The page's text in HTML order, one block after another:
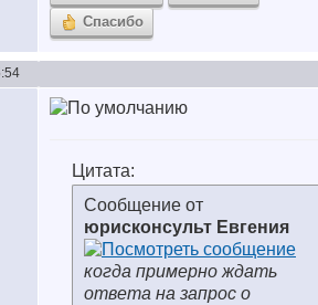
Спасибо
Цитата:
Сообщение от
юрисконсульт Евгения
когда примерно ждать
ответа на запрос о